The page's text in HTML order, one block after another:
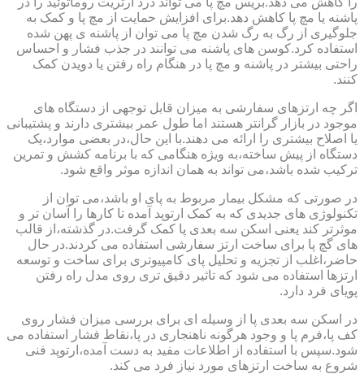
پاشنه یا مچ پا کاهش دهد.برای افزایش حمایت از مچ پا و کمک به
جلوگیری از رگ به رگ شدن مچ پا می توان از پاشنه ی پهن شده
استفاده کرد.کوسن های پاشنه می توانند در جذب فشار و احساس
راحتی بیشتر در پاشنه و مچ پا در هنگام راه رفتن یا دویدن کمک
کنند.
اگر چه ارتزهای سفارشی به میزان قابل توجهی از دستگاه های
موجود در بازار گرانتر هستند اما طول عمر بیشتری دارند و پشتیبانی
یا اصلاح بیشتری را ارائه می دهند.با این حال،در بعضی موارد،یک
دستگاه از پیش ساخته،به ویژه هنگامی که با برنامه کشش و تمرین
ترکیب شده باشد،می تواند به همان اندازه موثر واقع شود.
در صورتی که مشکل بیمار مربوط به پای او باشد،می توان از
تکنولوژی های جدیدی که به کمک ارتوپد آمده تا کارها را آسان تر و
موثرتر کند یعنی اسکن سه بعدی پا کمک گرفت.در گذشته،از قالب
های گچ پا برای ساخت ارتز سفارشی استفاده می کردند.در حال
حاضر،اغلب از تجزیه و تحلیل پای کامپیوتری برای ساخت و توسعه
ارتزها استفاده می شود که تاثیر دقیق تری روی مدل راه رفتن
پویای فرد دارد.
در اسکن سه بعدی پا از وسیله ای برای بررسی میزان فشار روی
کف پا،فرم پا و وجود هرگونه ناهنجاری در پا،نقاط فشار استفاده می
شود.سپس با استفاده از اطلاعات مفید به دست آمده،ارتوپد فنی
شروع به ساخت ارتزهای مورد نیاز فرد می کند.